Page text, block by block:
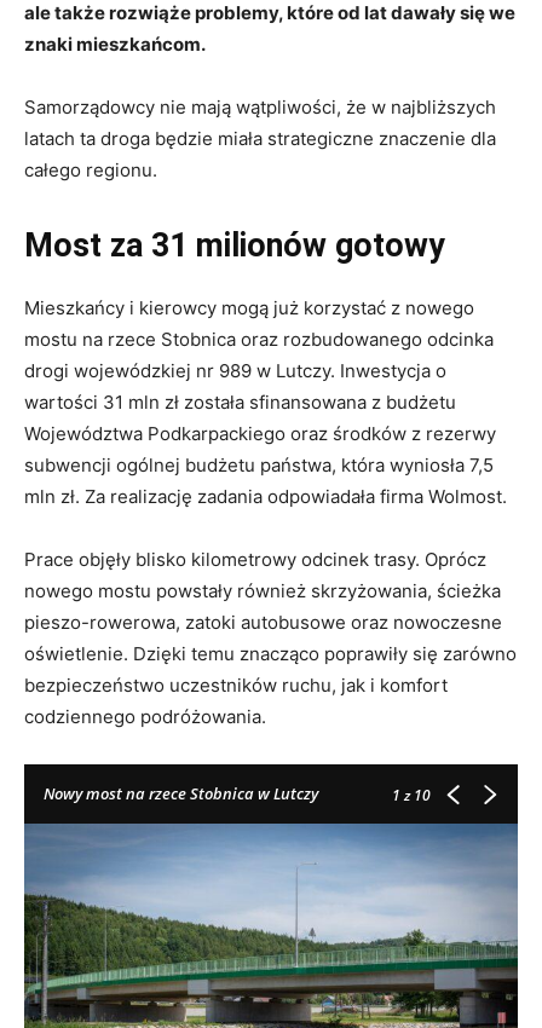
ale także rozwiąże problemy, które od lat dawały się we
znaki mieszkańcom.
Samorządowcy nie mają wątpliwości, że w najbliższych
latach ta droga będzie miała strategiczne znaczenie dla
całego regionu.
Most za 31 milionów gotowy
Mieszkańcy i kierowcy mogą już korzystać z nowego
mostu na rzece Stobnica oraz rozbudowanego odcinka
drogi wojewódzkiej nr 989 w Lutczy. Inwestycja o
wartości 31 mln zł została sfinansowana z budżetu
Województwa Podkarpackiego oraz środków z rezerwy
subwencji ogólnej budżetu państwa, która wyniosła 7,5
mln zł. Za realizację zadania odpowiadała firma Wolmost.
Prace objęły blisko kilometrowy odcinek trasy. Oprócz
nowego mostu powstały również skrzyżowania, ścieżka
pieszo-rowerowa, zatoki autobusowe oraz nowoczesne
oświetlenie. Dzięki temu znacząco poprawiły się zarówno
bezpieczeństwo uczestników ruchu, jak i komfort
codziennego podróżowania.
Nowy most na rzece Stobnica w Lutczy 1z 10